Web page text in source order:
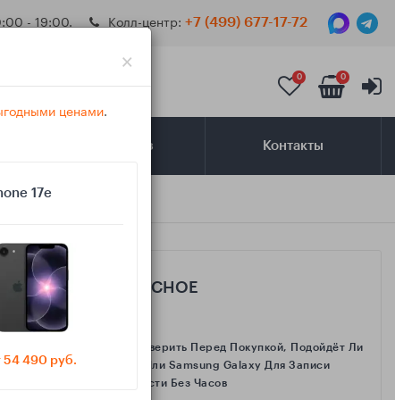
- 19:00. Колл-центр: +7 (499) 677-17-72
0 0
Самовывоз Контакты
САМОЕ ИНТЕРЕСНОЕ
Как Проверить Перед Покупкой, Подойдёт Ли
IPhone Или Samsung Galaxy Для Записи
Активности Без Часов
×
ценами.
17e
54 490 руб.